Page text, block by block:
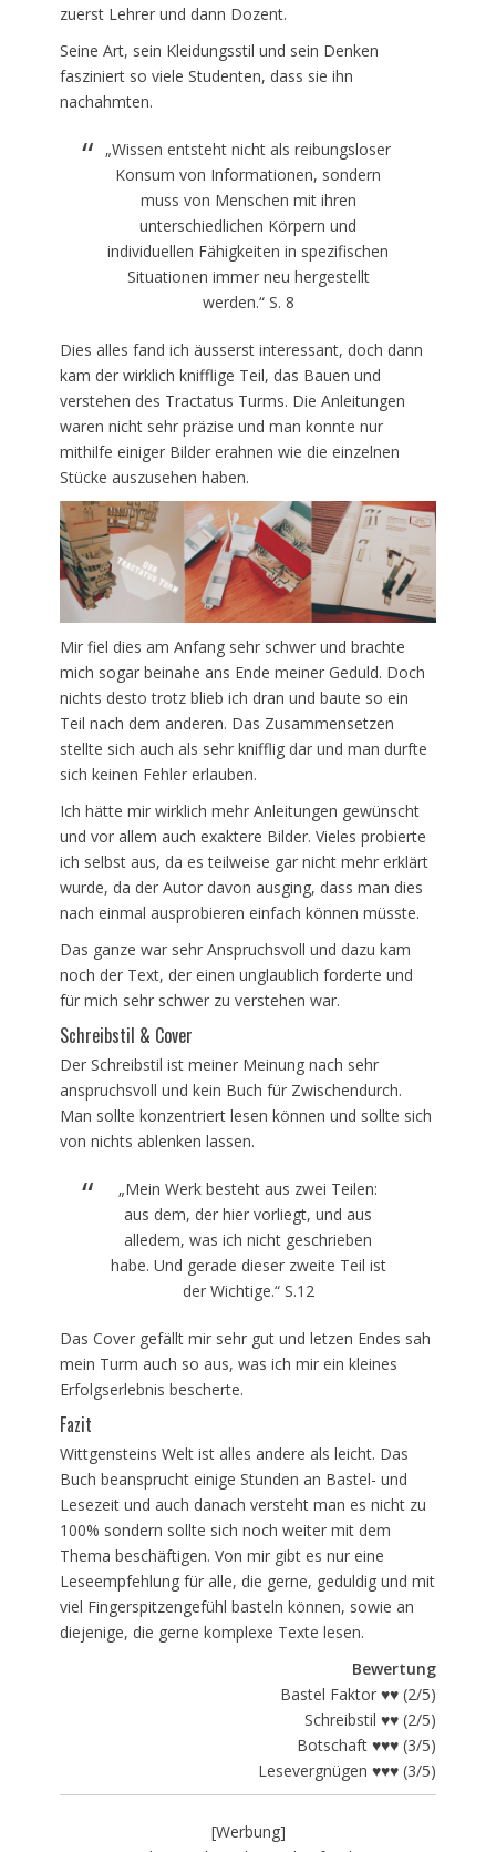
zuerst Lehrer und dann Dozent.
Seine Art, sein Kleidungsstil und sein Denken
fasziniert so viele Studenten, dass sie ihn
nachahmten.
„Wissen entsteht nicht als reibungsloser
Konsum von Informationen, sondern
muss von Menschen mit ihren
unterschiedlichen Körpern und
individuellen Fähigkeiten in spezifischen
Situationen immer neu hergestellt
werden.“ S. 8
Dies alles fand ich äusserst interessant, doch dann
kam der wirklich knifflige Teil, das Bauen und
verstehen des Tractatus Turms. Die Anleitungen
waren nicht sehr präzise und man konnte nur
mithilfe einiger Bilder erahnen wie die einzelnen
Stücke auszusehen haben.
Mir fiel dies am Anfang sehr schwer und brachte
mich sogar beinahe ans Ende meiner Geduld. Doch
nichts desto trotz blieb ich dran und baute so ein
Teil nach dem anderen. Das Zusammensetzen
stellte sich auch als sehr knifflig dar und man durfte
sich keinen Fehler erlauben.
Ich hätte mir wirklich mehr Anleitungen gewünscht
und vor allem auch exaktere Bilder. Vieles probierte
ich selbst aus, da es teilweise gar nicht mehr erklärt
wurde, da der Autor davon ausging, dass man dies
nach einmal ausprobieren einfach können müsste.
Das ganze war sehr Anspruchsvoll und dazu kam
noch der Text, der einen unglaublich forderte und
für mich sehr schwer zu verstehen war.
Schreibstil & Cover
Der Schreibstil ist meiner Meinung nach sehr
anspruchsvoll und kein Buch für Zwischendurch.
Man sollte konzentriert lesen können und sollte sich
von nichts ablenken lassen.
„Mein Werk besteht aus zwei Teilen:
aus dem, der hier vorliegt, und aus
alledem, was ich nicht geschrieben
habe. Und gerade dieser zweite Teil ist
der Wichtige.“ S.12
Das Cover gefällt mir sehr gut und letzen Endes sah
mein Turm auch so aus, was ich mir ein kleines
Erfolgserlebnis bescherte.
Fazit
Wittgensteins Welt ist alles andere als leicht. Das
Buch beansprucht einige Stunden an Bastel- und
Lesezeit und auch danach versteht man es nicht zu
100% sondern sollte sich noch weiter mit dem
Thema beschäftigen. Von mir gibt es nur eine
Leseempfehlung für alle, die gerne, geduldig und mit
viel Fingerspitzengefühl basteln können, sowie an
diejenige, die gerne komplexe Texte lesen.
Bewertung
Bastel Faktor ♥♥ (2/5)
Schreibstil ♥♥ (2/5)
Botschaft ♥♥♥ (3/5)
Lesevergnügen ♥♥♥ (3/5)
[Werbung]